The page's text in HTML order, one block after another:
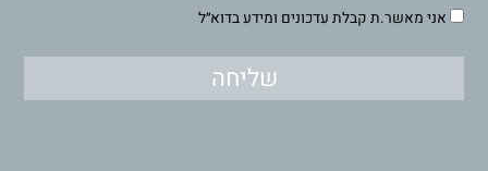
אני מאשר.ת קבלת עדכונים ומידע בדוא״ל
שליחה